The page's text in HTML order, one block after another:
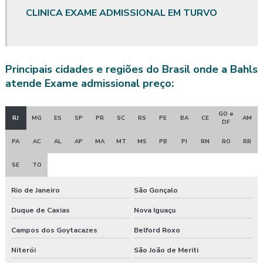
Avaliação quantitativa de riscos químicos
Avaliação quantitativa de vibração
Clínica de exame admissional
Clínica exame admissional guarapuava
Clinica exame admissional em turvo
CLINICA EXAME ADMISSIONAL EM TURVO
Principais cidades e regiões do Brasil onde a Bahls
atende Exame admissional preço:
RJ MG ES SP PR SC RS PE BA CE
GO e
DF
AM
PA AC AL AP MA MT MS PB PI RN RO RR
SE TO
Rio de Janeiro São Gonçalo
Duque de Caxias Nova Iguaçu
Campos dos Goytacazes Belford Roxo
Niterói São João de Meriti